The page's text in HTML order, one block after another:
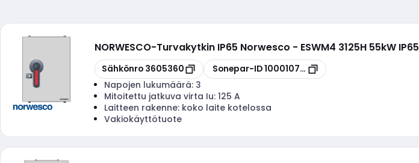
NORWESCO-Turvakytkin IP65 Norwesco - ESWM4 3125H 55kW IP65
Kopioi
Sähkönro 3605360 Kopioi
Sonepar-ID100010720
Napojen lukumäärä: 3
Mitoitettu jatkuva virta Iu: 125 A
Laitteen rakenne: koko laite kotelossa
Vakiokäyttötuote